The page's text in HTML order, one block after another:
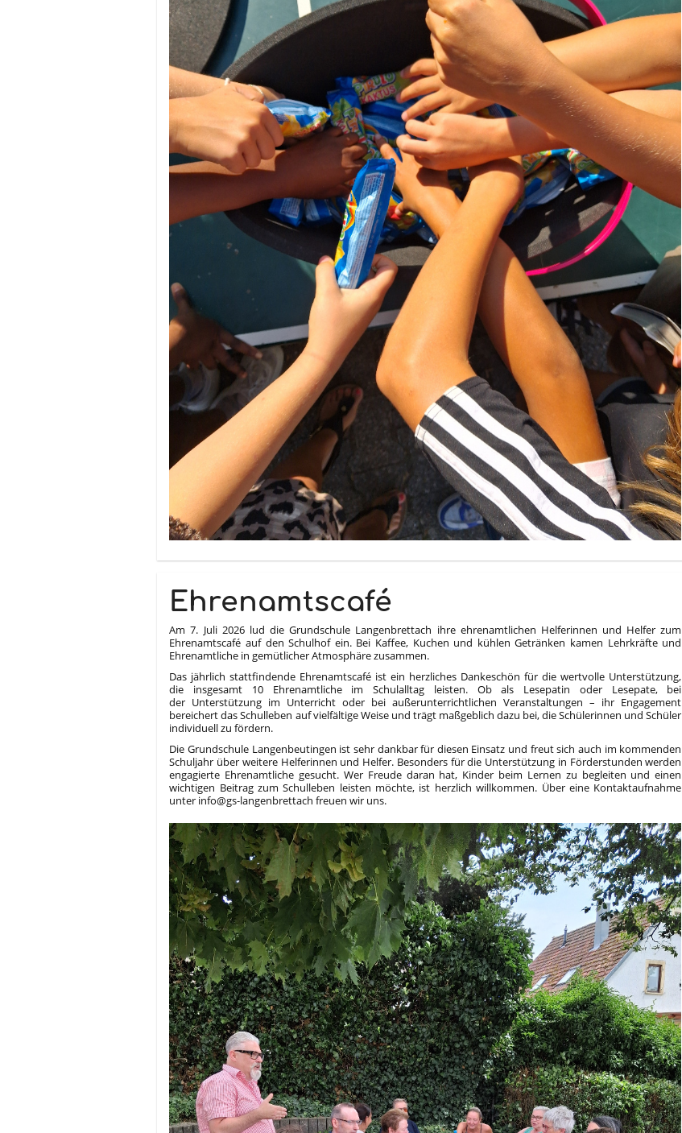
Ehrenamtscafé
Am 7. Juli 2026 lud die Grundschule Langenbrettach ihre ehrenamtlichen Helferinnen und Helfer zum
Ehrenamtscafé auf den Schulhof ein. Bei Kaffee, Kuchen und kühlen Getränken kamen Lehrkräfte und
Ehrenamtliche in gemütlicher Atmosphäre zusammen.
Das jährlich stattfindende Ehrenamtscafé ist ein herzliches Dankeschön für die wertvolle Unterstützung,
die insgesamt 10 Ehrenamtliche im Schulalltag leisten. Ob als Lesepatin oder Lesepate, bei
der Unterstützung im Unterricht oder bei außerunterrichtlichen Veranstaltungen – ihr Engagement
bereichert das Schulleben auf vielfältige Weise und trägt maßgeblich dazu bei, die Schülerinnen und Schüler
individuell zu fördern.
Die Grundschule Langenbeutingen ist sehr dankbar für diesen Einsatz und freut sich auch im kommenden
Schuljahr über weitere Helferinnen und Helfer. Besonders für die Unterstützung in Förderstunden werden
engagierte Ehrenamtliche gesucht. Wer Freude daran hat, Kinder beim Lernen zu begleiten und einen
wichtigen Beitrag zum Schulleben leisten möchte, ist herzlich willkommen. Über eine Kontaktaufnahme
unter info@gs-langenbrettach freuen wir uns.